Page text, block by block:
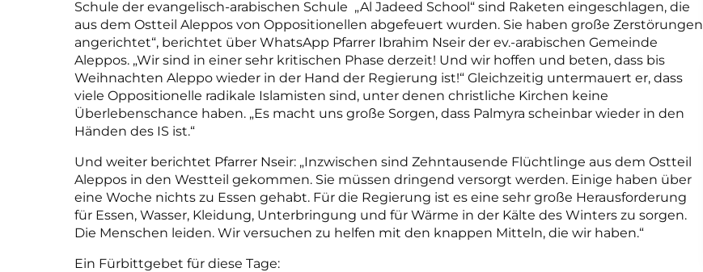
Schule der evangelisch-arabischen Schule „Al Jadeed School“ sind Raketen eingeschlagen, die
aus dem Ostteil Aleppos von Oppositionellen abgefeuert wurden. Sie haben große Zerstörungen
angerichtet“, berichtet über WhatsApp Pfarrer Ibrahim Nseir der ev.-arabischen Gemeinde
Aleppos. „Wir sind in einer sehr kritischen Phase derzeit! Und wir hoffen und beten, dass bis
Weihnachten Aleppo wieder in der Hand der Regierung ist!“ Gleichzeitig untermauert er, dass
viele Oppositionelle radikale Islamisten sind, unter denen christliche Kirchen keine
Überlebenschance haben. „Es macht uns große Sorgen, dass Palmyra scheinbar wieder in den
Händen des IS ist.“
Und weiter berichtet Pfarrer Nseir: „Inzwischen sind Zehntausende Flüchtlinge aus dem Ostteil
Aleppos in den Westteil gekommen. Sie müssen dringend versorgt werden. Einige haben über
eine Woche nichts zu Essen gehabt. Für die Regierung ist es eine sehr große Herausforderung
für Essen, Wasser, Kleidung, Unterbringung und für Wärme in der Kälte des Winters zu sorgen.
Die Menschen leiden. Wir versuchen zu helfen mit den knappen Mitteln, die wir haben.“
Ein Fürbittgebet für diese Tage: